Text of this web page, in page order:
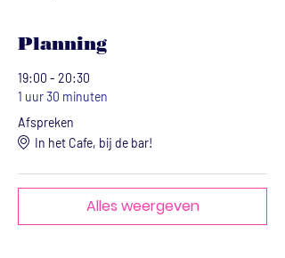
Planning
19:00 - 20:30
1 uur 30 minuten
Afspreken
In het Cafe, bij de bar!
Alles weergeven